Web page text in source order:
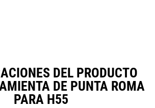
DEL PRODUCTO
DE PUNTA ROMA
PARA H55